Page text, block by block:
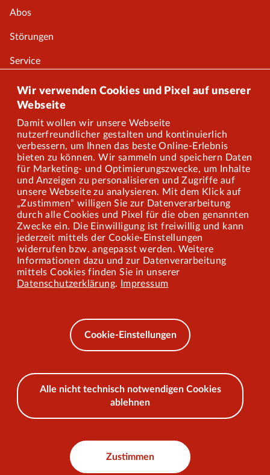
Wir verwenden Cookies und Pixel auf unserer
Webseite
Damit wollen wir unsere Webseite
nutzerfreundlicher gestalten und kontinuierlich
verbessern, um Ihnen das beste Online-Erlebnis
bieten zu können. Wir sammeln und speichern Daten
für Marketing- und Optimierungszwecke, um Inhalte
und Anzeigen zu personalisieren und Zugriffe auf
unsere Webseite zu analysieren. Mit dem Klick auf
„Zustimmen“ willigen Sie zur Datenverarbeitung
durch alle Cookies und Pixel für die oben genannten
Zwecke ein. Die Einwilligung ist freiwillig und kann
jederzeit mittels der Cookie-Einstellungen
widerrufen bzw. angepasst werden. Weitere
Informationen dazu und zur Datenverarbeitung
mittels Cookies finden Sie in unserer
Datenschutzerklärung. Impressum
Cookie-Einstellungen
Alle nicht technisch notwendigen Cookies
ablehnen
Zustimmen
Abos
Störungen
Service
Onlineshop
Über uns
Karriere
Presse
Mitarbeiterportal
Barrierefreiheit
Mobilität lernen